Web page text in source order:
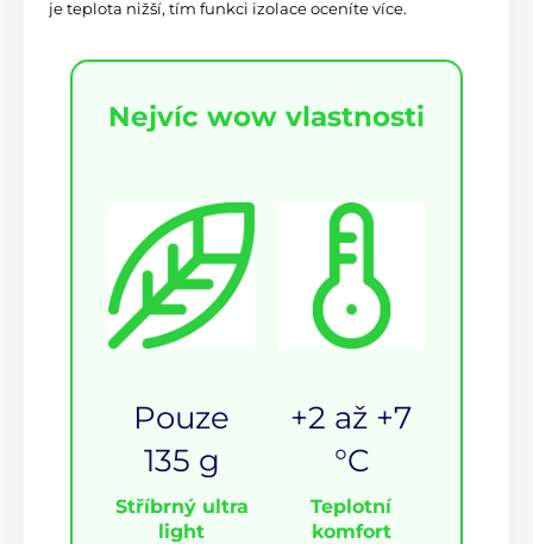
je teplota nižší, tím funkci izolace oceníte více.
Nejvíc wow vlastnosti
Pouze
135 g
Stříbrný ultra
light
+2 až +7
°C
Teplotní
komfort